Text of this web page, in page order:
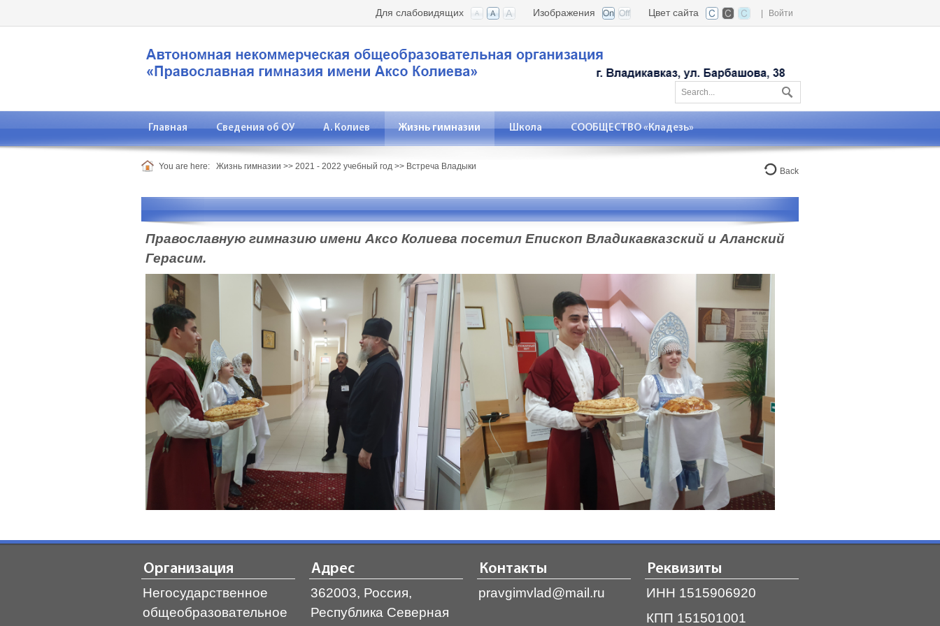
Войти
Цвет сайта
Изображения
Для слабовидящих
Главная Сведения об ОУ А. Колиев Жизнь гимназии Школа СООБЩЕСТВО «Кладезь»
You are here: Жизнь гимназии >> 2021 - 2022 учебный год >> Встреча Владыки Back
Православную гимназию имени Аксо Колиева посетил Епископ Владикавказский и Аланский
Герасим.
Организация
Негосударственное
общеобразовательное
Адрес
362003, Россия,
Республика Северная
Контакты
pravgimvlad@mail.ru
Реквизиты
ИНН 1515906920
КПП 151501001